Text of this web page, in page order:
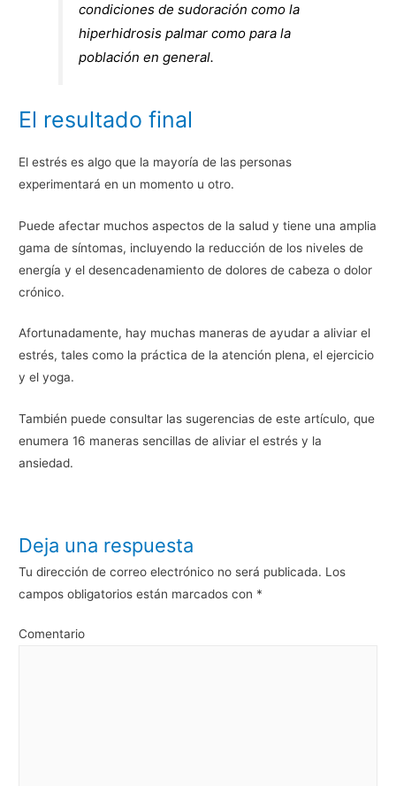
condiciones de sudoración como la
hiperhidrosis palmar como para la
población en general.
El resultado final
El estrés es algo que la mayoría de las personas
experimentará en un momento u otro.
Puede afectar muchos aspectos de la salud y tiene una amplia
gama de síntomas, incluyendo la reducción de los niveles de
energía y el desencadenamiento de dolores de cabeza o dolor
crónico.
Afortunadamente, hay muchas maneras de ayudar a aliviar el
estrés, tales como la práctica de la atención plena, el ejercicio
y el yoga.
También puede consultar las sugerencias de este artículo, que
enumera 16 maneras sencillas de aliviar el estrés y la
ansiedad.
Deja una respuesta
Tu dirección de correo electrónico no será publicada. Los
campos obligatorios están marcados con *
Comentario